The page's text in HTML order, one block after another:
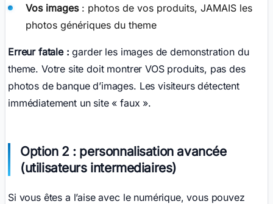
Vos images: photos de vos produits, JAMAIS les
photos génériques du theme
Erreur fatale : garder les images de demonstration du
theme. Votre site doit montrer VOS produits, pas des
photos de banque d’images. Les visiteurs détectent
immédiatement un site « faux ».
Option 2 : personnalisation avancée
(utilisateurs intermediaires)
Si vous êtes a l’aise avec le numérique, vous pouvez